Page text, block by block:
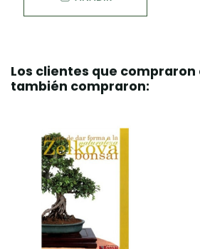
Los clientes que
también compraron: